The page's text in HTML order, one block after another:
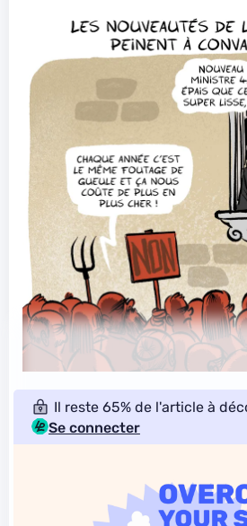
Il reste 65% de l'article à
Se connecter